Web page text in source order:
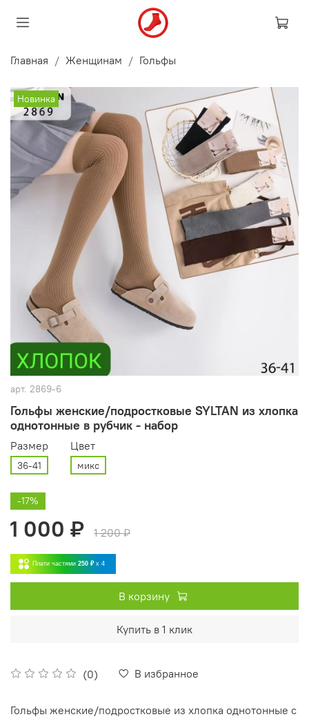
Главная Женщинам Гольфы
Новинка
арт. 2869-6
Гольфы женские/подростковые SYLTAN из хлопка
однотонные в рубчик - набор
(0) В избранное
Размер
36-41
Цвет
микс
-17%
1 000 ₽ 1 200 ₽
Плати частями 250 ₽ x 4
В корзину
Купить в 1 клик
Гольфы женские/подростковые из хлопка однотонные с